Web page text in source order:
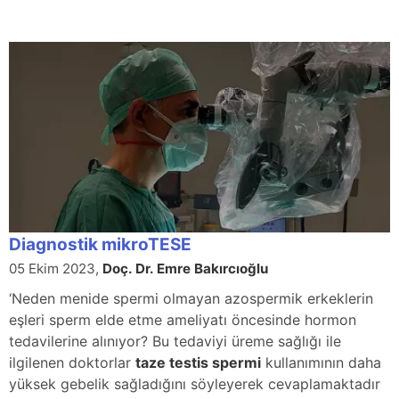
Diagnostik mikroTESE
05 Ekim 2023, Doç. Dr. Emre Bakırcıoğlu
‘Neden menide spermi olmayan azospermik erkeklerin
eşleri sperm elde etme ameliyatı öncesinde hormon
tedavilerine alınıyor? Bu tedaviyi üreme sağlığı ile
ilgilenen doktorlar taze testis spermi kullanımının daha
yüksek gebelik sağladığını söyleyerek cevaplamaktadır